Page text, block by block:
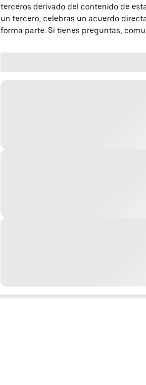
terceros derivado del contenido de
un tercero, celebras un acuerdo
forma parte. Si tienes preguntas,